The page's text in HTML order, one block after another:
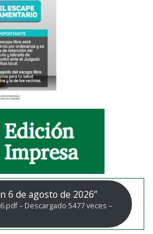
6 de agosto de 2026”
– Descargado 5477 veces –